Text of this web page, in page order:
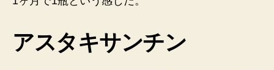
アスタキサンチン